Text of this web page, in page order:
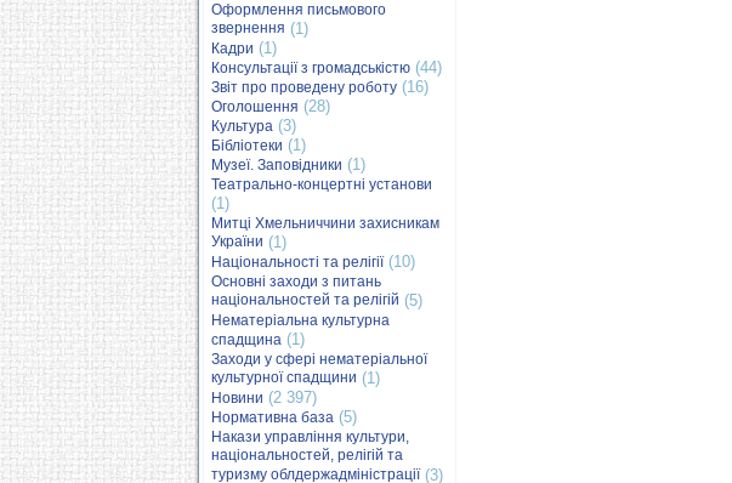
Оформлення письмового
звернення (1)
Кадри (1)
Консультації з громадськістю (44)
Звіт про проведену роботу (16)
Оголошення (28)
Культура (3)
Бібліотеки (1)
Музеї. Заповідники (1)
Театрально-концертні установи
(1)
Митці Хмельниччини захисникам
України (1)
Національності та релігії(10)
Основні заходи з питань
національностей та релігій (5)
Нематеріальна культурна
спадщина (1)
Заходи у сфері нематеріальної
культурної спадщини (1)
Новини (2 397)
Нормативна база (5)
Накази управління культури,
національностей, релігій та
туризму облдержадміністрації(3)